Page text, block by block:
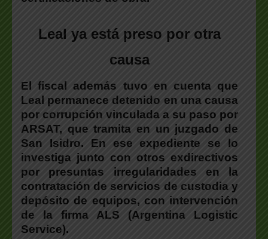
Leal ya está preso por otra
causa
El fiscal además tuvo en cuenta que
Leal permanece detenido en una causa
por corrupción vinculada a su paso por
ARSAT, que tramita en un juzgado de
San Isidro. En ese expediente se lo
investiga junto con otros exdirectivos
por presuntas irregularidades en la
contratación de servicios de custodia y
depósito de equipos, con intervención
de la firma ALS (Argentina Logistic
Service).